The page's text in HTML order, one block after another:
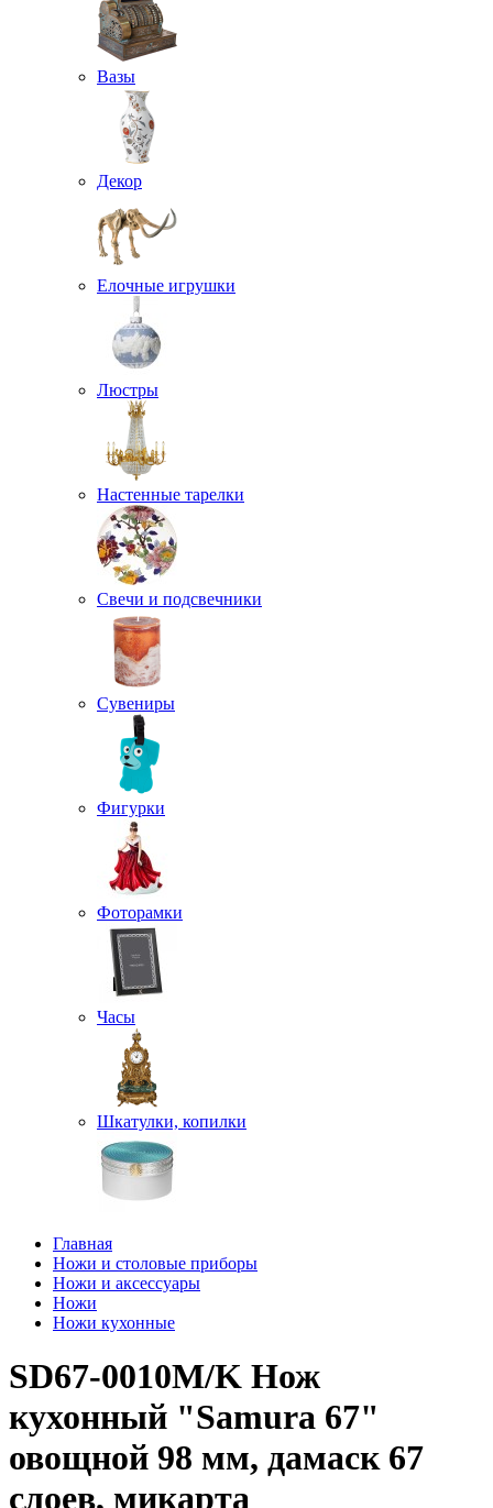
Вазы
Декор
Елочные игрушки
Люстры
Настенные тарелки
Свечи и подсвечники
Сувениры
Фигурки
Фоторамки
Часы
Шкатулки, копилки
Главная
Ножи и столовые приборы
Ножи и аксессуары
Ножи
Ножи кухонные
SD67-0010M/K Нож
кухонный "Samura 67"
овощной 98 мм, дамаск 67
слоев, микарта